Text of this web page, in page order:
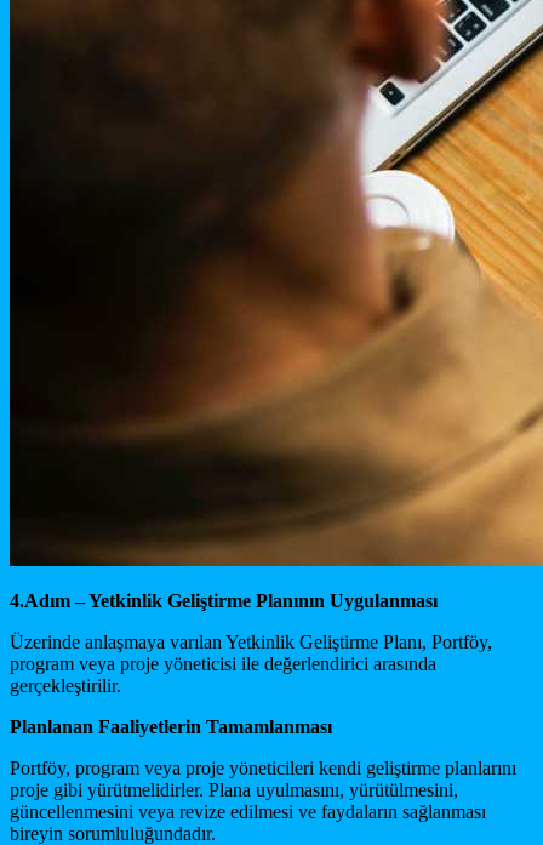
4.Adım – Yetkinlik Geliştirme Planının Uygulanması
Üzerinde anlaşmaya varılan Yetkinlik Geliştirme Planı, Portföy,
program veya proje yöneticisi ile değerlendirici arasında
gerçekleştirilir.
Planlanan Faaliyetlerin Tamamlanması
Portföy, program veya proje yöneticileri kendi geliştirme planlarını
proje gibi yürütmelidirler. Plana uyulmasını, yürütülmesini,
güncellenmesini veya revize edilmesi ve faydaların sağlanması
bireyin sorumluluğundadır.